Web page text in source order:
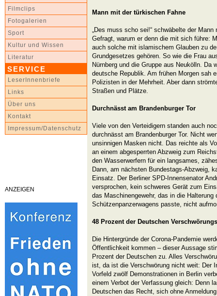
Filmclips
Fotogalerien
Sport
Kultur und Wissen
Literatur
SERVICE
LeserInnenbriefe
Links
Über uns
Kontakt
Impressum/Datenschutz
ANZEIGEN
Mann mit der türkischen Fahne
„Des muss scho sei!“ schwäbelte der
Gefragt, warum er denn die mit sich führe:
auch solche mit islamischem Glauben zu
Grundgesetzes gehören. So wie die Frau
Nürnberg und die Gruppe aus Neukölln. Da
deutsche Republik. Am frühen Morgen sah
Polizisten in der Mehrheit. Aber dann
Straßen und Plätze.
Durchnässt am Brandenburger Tor
Viele von den Verteidigern standen auch
durchnässt am Brandenburger Tor. Nicht
unsinnigen Masken nicht. Das reichte als
an einem abgesperrten Abzweig zum
den Wasserwerfern für ein langsames,
Dann, am nächsten Bundestags-Abzweig,
Einsatz. Der Berliner SPD-Innensenator
versprochen, kein schweres Gerät zum
das Maschinengewehr, das in die Halterung
Schützenpanzerwagens passte, nicht
48 Prozent der Deutschen
Die Hintergründe der Corona-Pandemie
Öffentlichkeit kommen – dieser Aussage
Prozent der Deutschen zu. Alles
ist, da ist die Verschwörung nicht weit: Der
Vorfeld zwölf Demonstrationen in Berlin
einem Verbot der Verfassung gleich: Denn
Deutschen das Recht, sich ohne